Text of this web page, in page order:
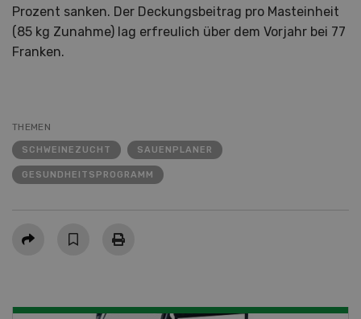
Prozent sanken. Der Deckungsbeitrag pro Masteinheit
(85 kg Zunahme) lag erfreulich über dem Vorjahr bei 77
Franken.
THEMEN
SCHWEINEZUCHT SAUENPLANER
GESUNDHEITSPROGRAMM
Teilen